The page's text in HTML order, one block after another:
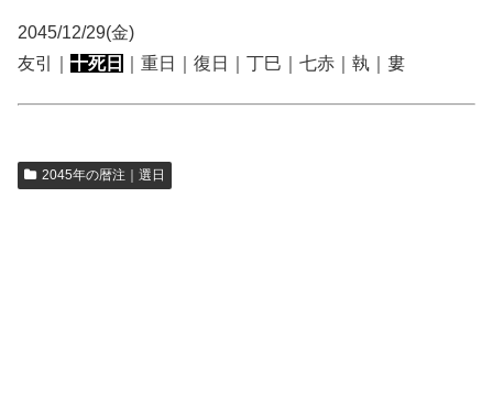
2045/12/29(金)
友引｜ 十死日 ｜重日｜復日｜丁巳｜七赤｜執｜婁
2045年の暦注｜選日